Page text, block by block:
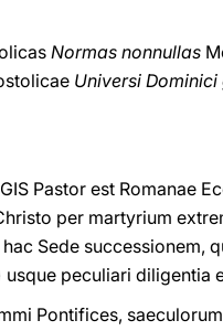
Normas nonnullas
Universi Dominici
Pastor est Romanae
per martyrium
Sede successionem,
usque peculiari diligentia
Pontifices,